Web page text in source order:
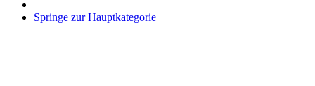
Springe zur Hauptkategorie